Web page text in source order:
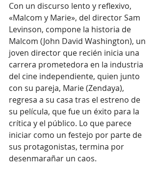
Con un discurso lento y reflexivo,
«Malcom y Marie», del director Sam
Levinson, compone la historia de
Malcom (John David Washington), un
joven director que recién inicia una
carrera prometedora en la industria
del cine independiente, quien junto
con su pareja, Marie (Zendaya),
regresa a su casa tras el estreno de
su película, que fue un éxito para la
crítica y el público. Lo que parece
iniciar como un festejo por parte de
sus protagonistas, termina por
desenmarañar un caos.